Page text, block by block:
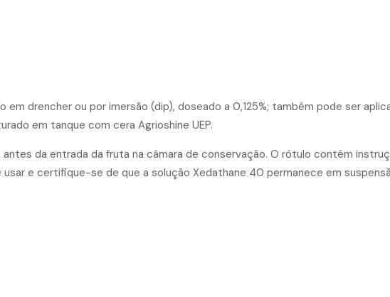
drencher ou por imersão (dip), doseado a 0,125%; também pode ser
em tanque com cera Agrioshine UEP.
da entrada da fruta na câmara de conservação. O rótulo contém
e certifique-se de que a solução Xedathane 40 permanece em